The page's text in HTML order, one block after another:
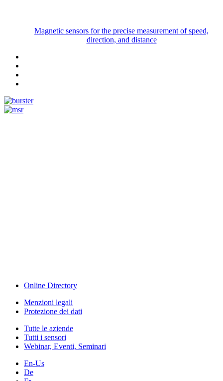
Magnetic sensors for the precise measurement of speed,
direction, and distance
Online Directory
Menzioni legali
Protezione dei dati
Tutte le aziende
Tutti i sensori
Webinar, Eventi, Seminari
En-Us
De